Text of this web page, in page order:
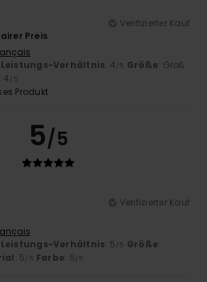
Verifizierter Kauf
Preis
Verhältnis: 4/5 Größe: Groß
: 4/5
Produkt
5/5
Verifizierter Kauf
Verhältnis: 5/5 Größe:
: 5/5 Farbe: 5/5